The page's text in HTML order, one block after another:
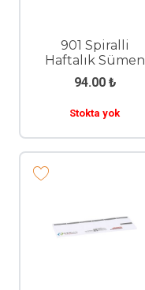
901 Spiralli
Haftalık Sümen
94.00 ₺
Stokta yok